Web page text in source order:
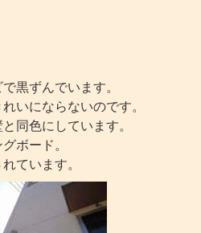
黒ずんでいます。
いにならないのです。
同色にしています。
ボード。
ています。